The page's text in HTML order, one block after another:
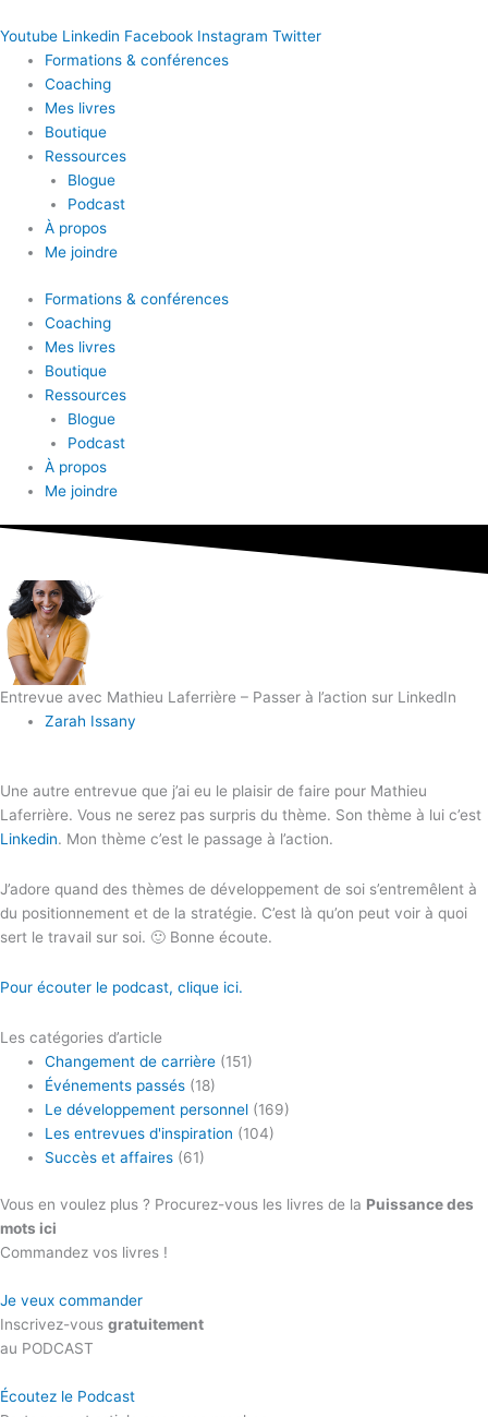
Youtube Linkedin Facebook Instagram Twitter
Formations & conférences
Coaching
Mes livres
Boutique
Ressources
Blogue
Podcast
À propos
Me joindre
Formations & conférences
Coaching
Mes livres
Boutique
Ressources
Blogue
Podcast
À propos
Me joindre
Entrevue avec Mathieu Laferrière – Passer à l’action sur LinkedIn
Zarah Issany
Une autre entrevue que j’ai eu le plaisir de faire pour Mathieu
Laferrière. Vous ne serez pas surpris du thème. Son thème à lui c’est
Linkedin. Mon thème c’est le passage à l’action.
J’adore quand des thèmes de développement de soi s’entremêlent à
du positionnement et de la stratégie. C’est là qu’on peut voir à quoi
sert le travail sur soi. 🙂 Bonne écoute.
Pour écouter le podcast, clique ici.
Les catégories d’article
Changement de carrière (151)
Événements passés (18)
Le développement personnel (169)
Les entrevues d'inspiration (104)
Succès et affaires (61)
Vous en voulez plus ? Procurez-vous les livres de la Puissance des
mots ici
Commandez vos livres !
Je veux commander
Inscrivez-vous gratuitement
au PODCAST
Écoutez le Podcast